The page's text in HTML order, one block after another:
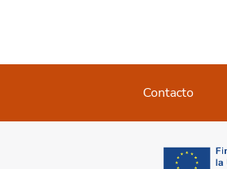
Contacto